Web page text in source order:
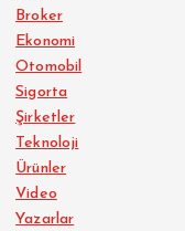
Broker
Ekonomi
Otomobil
Sigorta
Şirketler
Teknoloji
Ürünler
Video
Yazarlar